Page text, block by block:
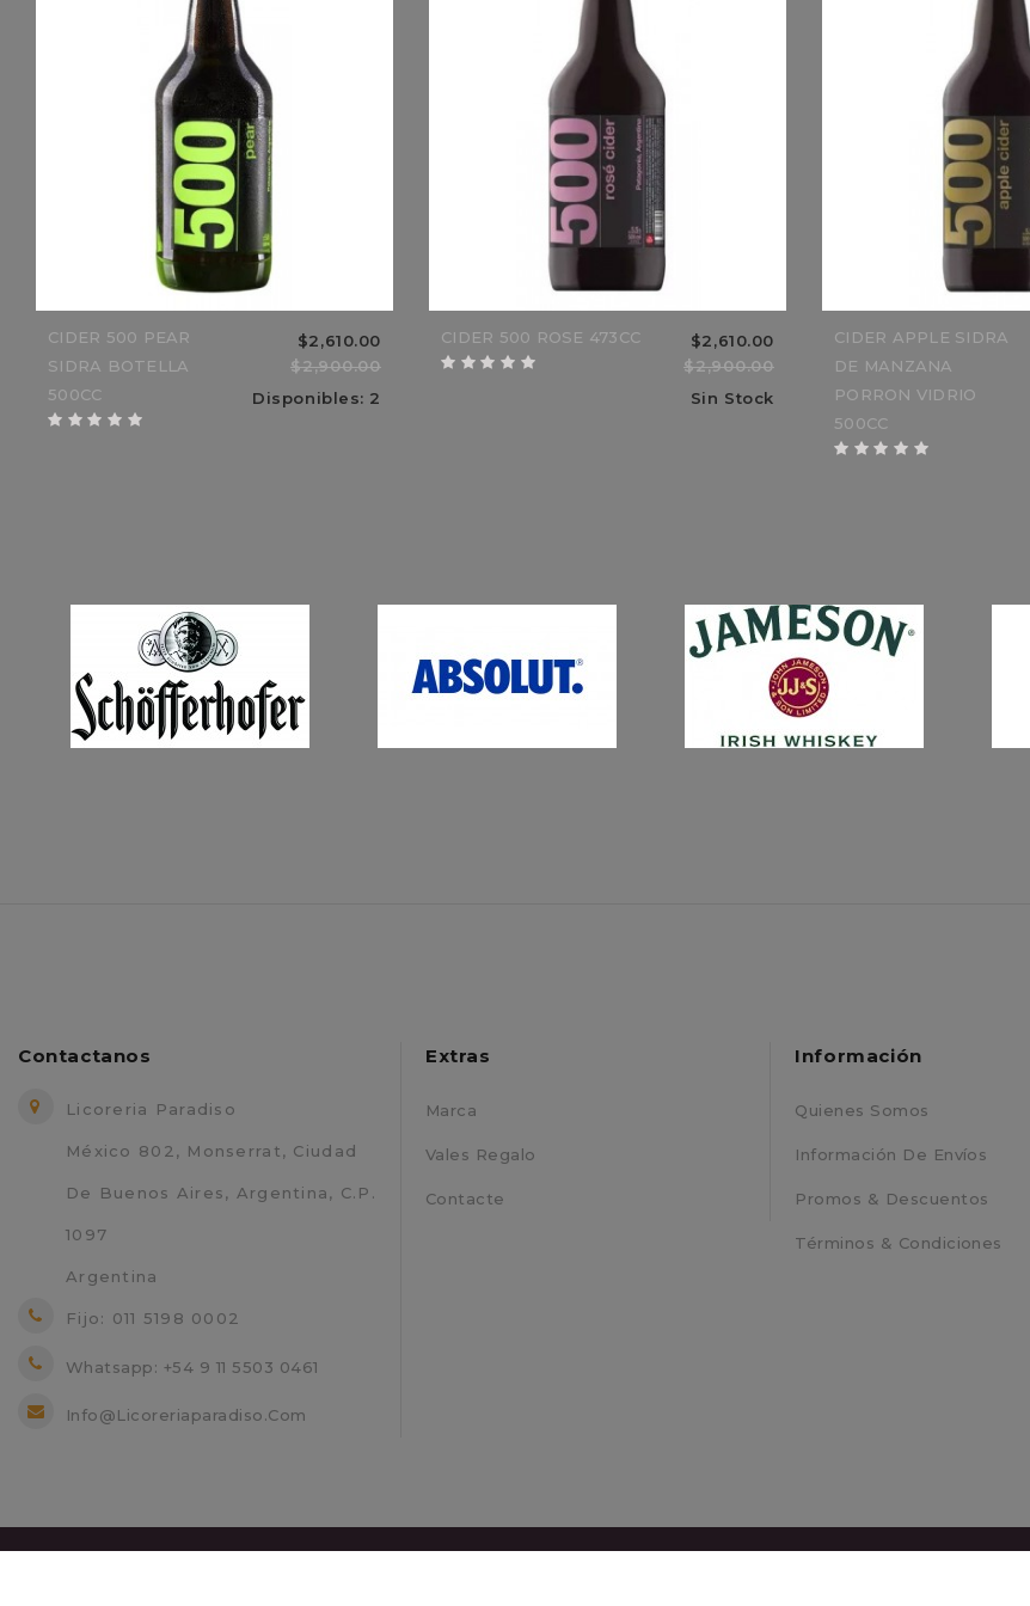
$12,750.00
$15,000.00
BO
CIDER 500 PEAR
SIDRA BOTELLA
500CC
$2,610.00
$2,900.00
Disponibles: 2
CIDER 500 ROSE 473CC
$2,610.00
$2,900.00
Sin Stock
CIDER APPLE SIDRA
DE MANZANA
PORRON VIDRIO
500CC
Contactanos
Licoreria Paradiso
México 802, Monserrat, Ciudad
De Buenos Aires, Argentina, C.P.
1097
Argentina
Fijo: 011 5198 0002
Whatsapp: +54 9 11 5503 0461
Info@licoreriaparadiso.com
Extras
Marca
Vales Regalo
Contacte
Información
Quienes Somos
Información De Envíos
Promos & Descuentos
Términos & Condiciones